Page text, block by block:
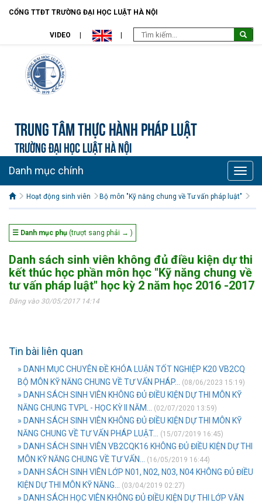
CỔNG TTĐT TRƯỜNG ĐẠI HỌC LUẬT HÀ NỘI
VIDEO
Trung tâm Thực hành pháp luật
TRƯỜNG ĐẠI HỌC LUẬT HÀ NỘI
Toggle
Danh mục chính
Hoạt động sinh viên Bộ môn "Kỹ năng chung về Tư vấn pháp luật"
☰ Danh mục phụ (trượt sang phải → )
Danh sách sinh viên không đủ điều kiện dự thi
kết thúc học phần môn học "Kỹ năng chung về
tư vấn pháp luật" học kỳ 2 năm học 2016 -2017
Đăng vào 30/05/2017 14:14
Tin bài liên quan
» DANH MỤC CHUYÊN ĐỀ KHÓA LUẬN TỐT NGHIỆP K20 VB2CQ
BỘ MÔN KỸ NĂNG CHUNG VỀ TƯ VẤN PHÁP...
(08/06/2023 15:19)
» DANH SÁCH SINH VIÊN KHÔNG ĐỦ ĐIỀU KIỆN DỰ THI MÔN KỸ
NĂNG CHUNG TVPL - HỌC KỲ II NĂM...
(02/07/2020 13:59)
» DANH SÁCH SINH VIÊN KHÔNG ĐỦ ĐIỀU KIỆN DỰ THI MÔN KỸ
NĂNG CHUNG VỀ TƯ VẤN PHÁP LUẬT...
(15/07/2019 16:45)
» DANH SÁCH SINH VIÊN VB2CQK16 KHÔNG ĐỦ ĐIỀU KIỆN DỰ THI
MÔN KỸ NĂNG CHUNG VỀ TƯ VẤN...
(16/05/2019 16:44)
» DANH SÁCH SINH VIÊN LỚP N01, N02, N03, N04 KHÔNG ĐỦ ĐIỀU
KIỆN DỰ THI MÔN KỸ NĂNG...
(03/04/2019 02:27)
» DANH SÁCH HỌC VIÊN KHÔNG ĐỦ ĐIỀU KIỆN DỰ THI LỚP VĂN